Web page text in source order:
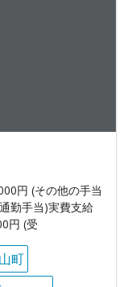
円 (その他の手当
勤手当)実費支給
円 (受
町